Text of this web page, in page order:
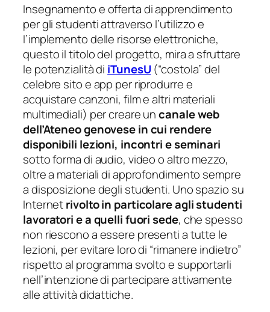
Insegnamento e offerta di apprendimento
per gli studenti attraverso l’utilizzo e
l’implemento delle risorse elettroniche,
questo il titolo del progetto, mira a sfruttare
le potenzialità di iTunesU (“costola” del
celebre sito e app per riprodurre e
acquistare canzoni, film e altri materiali
multimediali) per creare uncanale web
dell’Ateneo genovese in cui rendere
disponibili lezioni, incontri e seminari
sotto forma di audio, video o altro mezzo,
oltre a materiali di approfondimento sempre
a disposizione degli studenti. Uno spazio su
Internetrivolto in particolare agli studenti
lavoratori e a quelli fuori sede, che spesso
non riescono a essere presenti a tutte le
lezioni, per evitare loro di “rimanere indietro”
rispetto al programma svolto e supportarli
nell’intenzione di partecipare attivamente
alle attività didattiche.